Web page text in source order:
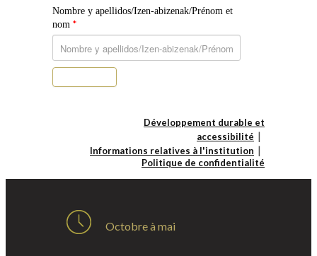
Nombre y apellidos/Izen-abizenak/Prénom et
nom *
Développement durable et
accessibilité
Informations relatives à l'institution
Politique de confidentialité
Octobre à mai